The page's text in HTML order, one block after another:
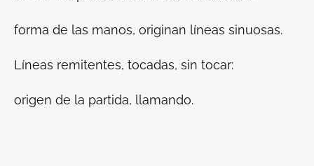
forma de las manos, originan líneas sinuosas.
Líneas remitentes, tocadas, sin tocar:
origen de la partida, llamando.